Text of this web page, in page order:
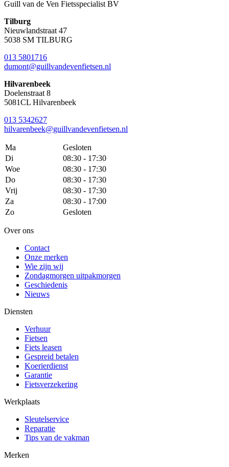
Guill van de Ven Fietsspecialist BV
Tilburg
Nieuwlandstraat 47
5038 SM TILBURG
013 5801716
dumont@guillvandevenfietsen.nl
Hilvarenbeek
Doelenstraat 8
5081CL Hilvarenbeek
013 5342627
hilvarenbeek@guillvandevenfietsen.nl
Ma
Gesloten
Di
08:30 - 17:30
Woe
08:30 - 17:30
Do
08:30 - 17:30
Vrij
08:30 - 17:30
Za
08:30 - 17:00
Zo
Gesloten
Over ons
Contact
Onze merken
Wie zijn wij
Zondagmorgen uitpakmorgen
Geschiedenis
Nieuws
Diensten
Verhuur
Fietsen
Fiets leasen
Gespreid betalen
Koerierdienst
Garantie
Fietsverzekering
Werkplaats
Sleutelservice
Reparatie
Tips van de vakman
Merken